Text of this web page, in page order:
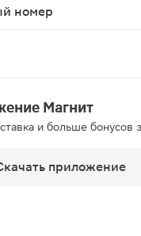
номер
Магнит
и больше бонусов
приложение